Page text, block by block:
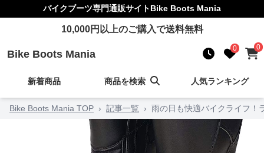
バイクブーツ専門通販サイトBike Boots Mania
10,000円以上のご購入で送料無料
Bike Boots Mania 0 0
新着商品 商品を検索 人気ランキング
Bike Boots Mania TOP › 記事一覧 › 雨の日も快適バイクライフ！